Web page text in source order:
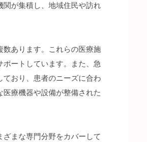
が集積し、地域住民や訪れ
あります。これらの医療施
ートしています。また、急
おり、患者のニーズに合わ
療機器や設備が整備された
まな専門分野をカバーして